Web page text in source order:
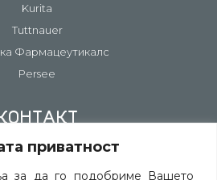
приватност
за да го подобриме Вашето
Kurita
Tuttnauer
Фармацеутикалс
Persee
информации
прашање